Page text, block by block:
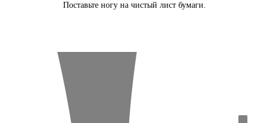
Поставьте ногу на чистый лист бумаги.